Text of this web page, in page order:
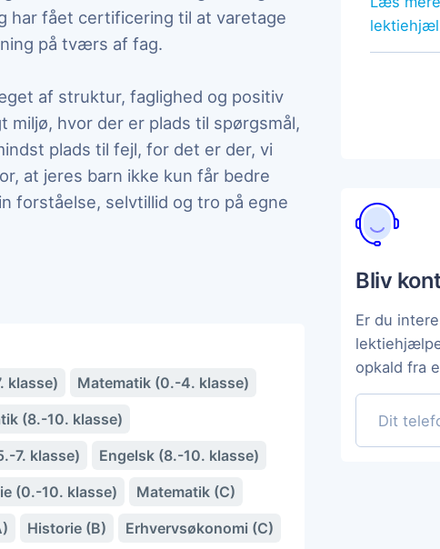
har fået certificering til at varetage
på tværs af fag.
af struktur, faglighed og positiv
miljø, hvor der er plads til spørgsmål,
plads til fejl, for det er der, vi
at jeres barn ikke kun får bedre
forståelse, selvtillid og tro på egne
klasse)
Matematik (0.-4. klasse)
(8.-10. klasse)
7. klasse)
Engelsk (8.-10. klasse)
(0.-10. klasse)
Matematik (C)
Historie (B)
Erhvervsøkonomi (C)
Bliv
Er du
opkald fra